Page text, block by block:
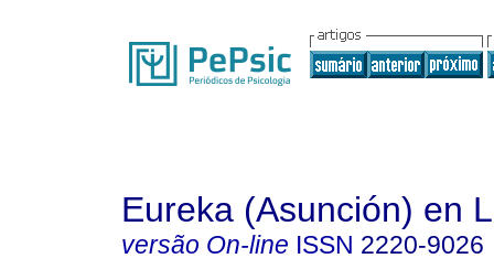
Eureka (Asunción) en
versão On-line ISSN 2220-9026